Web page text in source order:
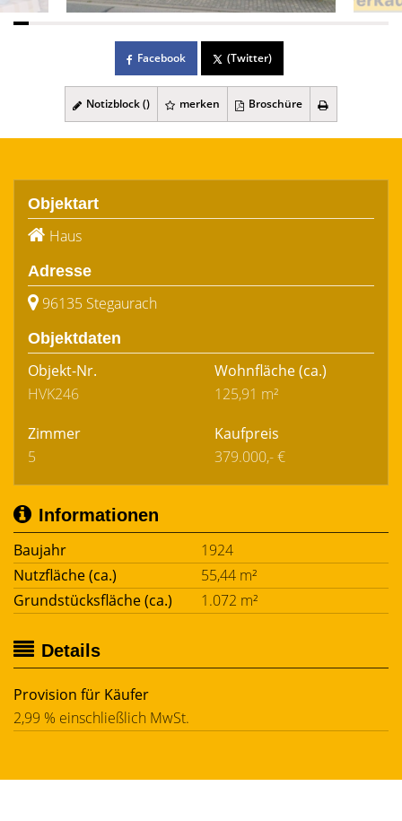
Facebook (Twitter)
Notizblock () merken Broschüre
Objektart
Haus
Adresse
96135 Stegaurach
Objektdaten
Objekt-Nr.
HVK246
Wohnfläche(ca.)
125,91 m²
Zimmer
5
Kaufpreis
379.000,- €
Informationen
Baujahr
1924
Nutzfläche (ca.)
55,44 m²
Grundstücksfläche (ca.)
1.072 m²
Details
Provision für Käufer
2,99 % einschließlich MwSt.